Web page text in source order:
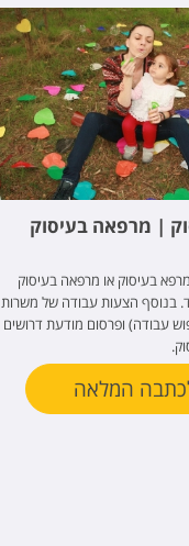
| מרפאה בעיסוק
בעיסוק או מרפאה בעיסוק
בנוסף הצעות עבודה של משרות
עבודה) ופרסום מודעת דרושים
המלאה